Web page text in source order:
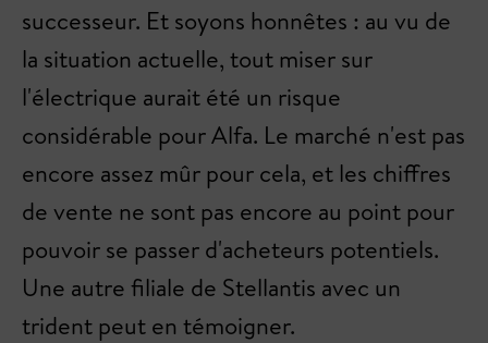
successeur. Et soyons honnêtes : au vu de
la situation actuelle, tout miser sur
l'électrique aurait été un risque
considérable pour Alfa. Le marché n'est pas
encore assez mûr pour cela, et les chiffres
de vente ne sont pas encore au point pour
pouvoir se passer d'acheteurs potentiels.
Une autre filiale de Stellantis avec un
trident peut en témoigner.